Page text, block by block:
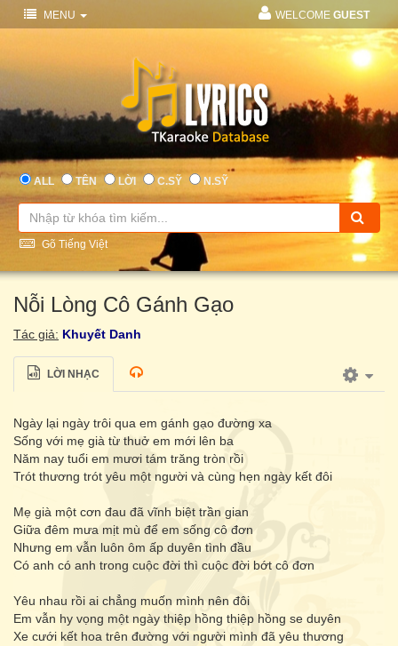
MENU WELCOME GUEST
ALL TÊN LỜI C.SỸ N.SỸ
Gõ Tiếng Việt
Nỗi Lòng Cô Gánh Gạo
Tác giả: Khuyết Danh
LỜI NHẠC
Ngày lại ngày trôi qua em gánh gạo đường xa
Sống với mẹ già từ thuở em mới lên ba
Năm nay tuổi em mươi tám trăng tròn rồi
Trót thương trót yêu một người và cùng hẹn ngày kết đôi
Mẹ già một cơn đau đã vĩnh biệt trần gian
Giữa đêm mưa mịt mù để em sống cô đơn
Nhưng em vẫn luôn ôm ấp duyên tình đầu
Có anh có anh trong cuộc đời thì cuộc đời bớt cô đơn
Yêu nhau rồi ai chẳng muốn mình nên đôi
Em vẫn hy vọng một ngày thiệp hồng thiệp hồng se duyên
Xe cưới kết hoa trên đường với người mình đã yêu thương